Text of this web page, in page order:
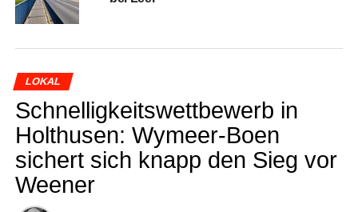
LOKAL
Schnel­lig­keits­wett­be­werb in
Hol­thusen: Wymeer-Boen
sichert sich knapp den Sieg vor
Weener